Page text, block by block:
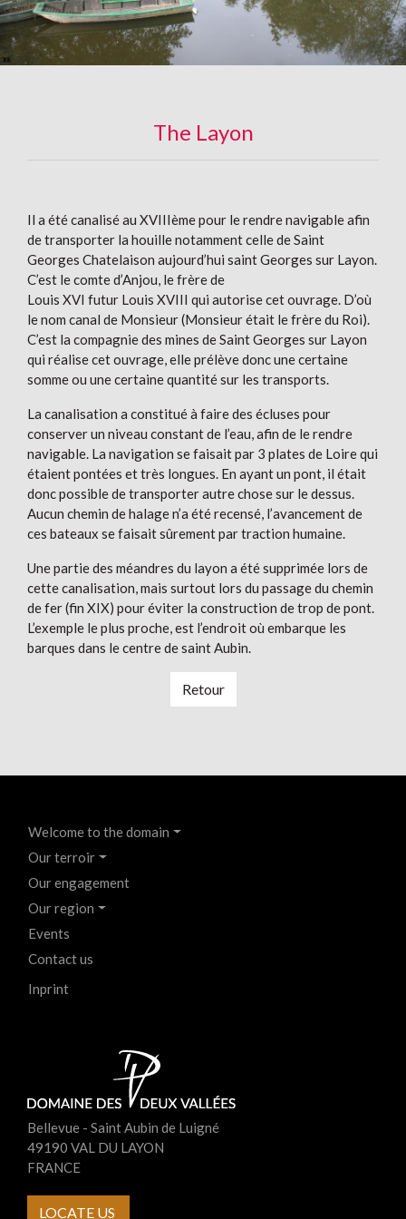
The Layon
Il a été canalisé au XVIIIème pour le rendre navigable afin
de transporter la houille notamment celle de Saint
Georges Chatelaison aujourd’hui saint Georges sur Layon.
C’est le comte d’Anjou, le frère de
Louis XVI futur Louis XVIII qui autorise cet ouvrage. D’où
le nom canal de Monsieur (Monsieur était le frère du Roi).
C’est la compagnie des mines de Saint Georges sur Layon
qui réalise cet ouvrage, elle prélève donc une certaine
somme ou une certaine quantité sur les transports.
La canalisation a constitué à faire des écluses pour
conserver un niveau constant de l’eau, afin de le rendre
navigable. La navigation se faisait par 3 plates de Loire qui
étaient pontées et très longues. En ayant un pont, il était
donc possible de transporter autre chose sur le dessus.
Aucun chemin de halage n’a été recensé, l’avancement de
ces bateaux se faisait sûrement par traction humaine.
Une partie des méandres du layon a été supprimée lors de
cette canalisation, mais surtout lors du passage du chemin
de fer (fin XIX) pour éviter la construction de trop de pont.
L’exemple le plus proche, est l’endroit où embarque les
barques dans le centre de saint Aubin.
Retour
Menu
EN
Haut
de
page
du
version
Welcome to the domain
Our terroir
Our engagement
Our region
Events
Contact us
Menu
de
page
Inprint
Bellevue - Saint Aubin de Luigné
49190 VAL DU LAYON
FRANCE
LOCATE US